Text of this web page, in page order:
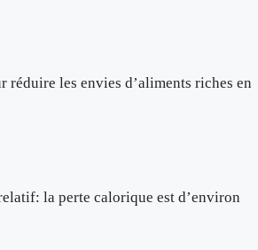
réduire les envies d’aliments riches en
la perte calorique est d’environ